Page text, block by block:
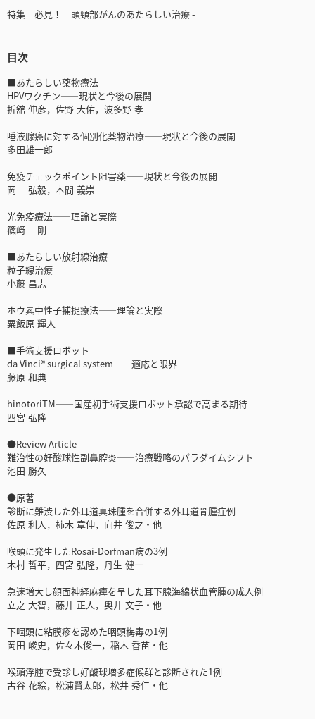
特集 必見！ 頭頸部がんのあたらしい治療 -
目次
■あたらしい薬物療法
HPVワクチン――現状と今後の展開
折舘 伸彦，佐野 大佑，波多野 孝
唾液腺癌に対する個別化薬物治療――現状と今後の展開
多田雄一郎
免疫チェックポイント阻害薬――現状と今後の展開
岡 弘毅，本間 義崇
光免疫療法――理論と実際
篠﨑 剛
■あたらしい放射線治療
粒子線治療
小藤 昌志
ホウ素中性子捕捉療法――理論と実際
粟飯原 輝人
■手術支援ロボット
da Vinci® surgical system――適応と限界
藤原 和典
hinotoriTM――国産初手術支援ロボット承認で高まる期待
四宮 弘隆
●Review Article
難治性の好酸球性副鼻腔炎――治療戦略のパラダイムシフト
池田 勝久
●原著
診断に難渋した外耳道真珠腫を合併する外耳道骨腫症例
佐原 利人，柿木 章伸，向井 俊之・他
喉頭に発生したRosai-Dorfman病の3例
木村 哲平，四宮 弘隆，丹生 健一
急速増大し顔面神経麻痺を呈した耳下腺海綿状血管腫の成人例
立之 大智，藤井 正人，奥井 文子・他
下咽頭に粘膜疹を認めた咽頭梅毒の1例
岡田 峻史，佐々木俊一，稲木 香苗・他
喉頭浮腫で受診し好酸球増多症候群と診断された1例
古谷 花絵，松浦賢太郎，松井 秀仁・他